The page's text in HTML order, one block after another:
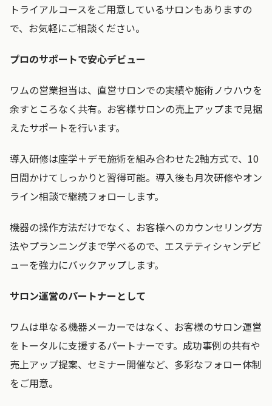
トライアルコースをご用意しているサロンもありますの
で、お気軽にご相談ください。
プロのサポートで安心デビュー
ワムの営業担当は、直営サロンでの実績や施術ノウハウを
余すところなく共有。お客様サロンの売上アップまで見据
えたサポートを行います。
導入研修は座学＋デモ施術を組み合わせた2軸方式で、10
日間かけてしっかりと習得可能。導入後も月次研修やオン
ライン相談で継続フォローします。
機器の操作方法だけでなく、お客様へのカウンセリング方
法やプランニングまで学べるので、エステティシャンデビ
ューを強力にバックアップします。
サロン運営のパートナーとして
ワムは単なる機器メーカーではなく、お客様のサロン運営
をトータルに支援するパートナーです。成功事例の共有や
売上アップ提案、セミナー開催など、多彩なフォロー体制
をご用意。